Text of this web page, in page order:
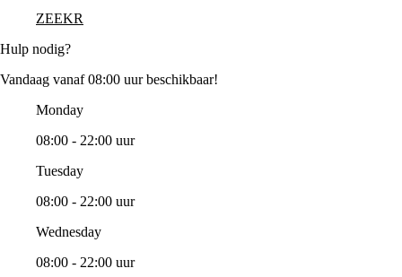
ZEEKR
Hulp nodig?
Vandaag vanaf 08:00 uur beschikbaar!
Monday
08:00 - 22:00 uur
Tuesday
08:00 - 22:00 uur
Wednesday
08:00 - 22:00 uur